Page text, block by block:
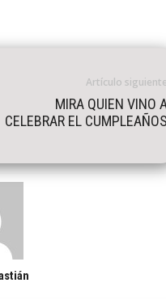
Artículo
MIRA QUIEN VINO
CELEBRAR EL